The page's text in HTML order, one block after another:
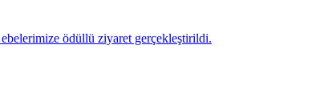
ödüllü ziyaret gerçekleştirildi.